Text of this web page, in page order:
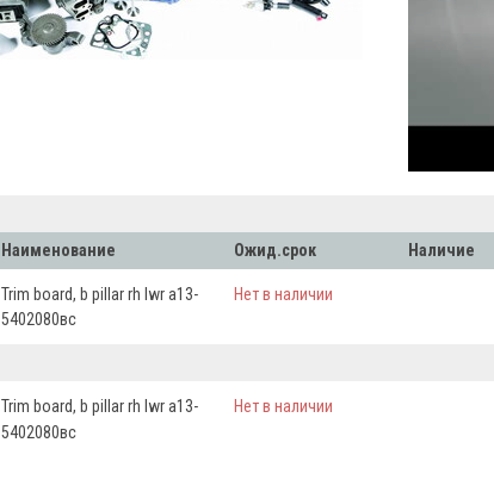
Наименование Ожид.срок Наличие
Trim board, b pillar rh lwr а13-
5402080вс
Нет в наличии
Trim board, b pillar rh lwr а13-
5402080вс
Нет в наличии